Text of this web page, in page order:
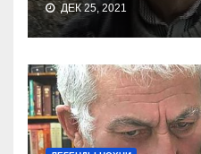
ДЕК 25, 2021